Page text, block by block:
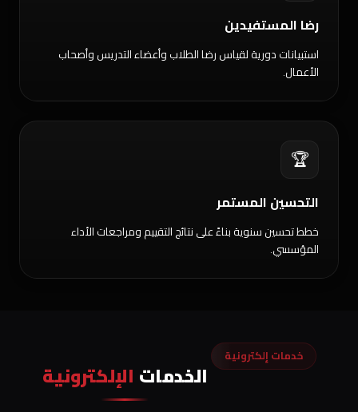
رضا المستفيدين
استبيانات دورية لقياس رضا الطلاب وأعضاء التدريس وأصحاب
الأعمال.
🏆
التحسين المستمر
خطط تحسين سنوية بناءً على نتائج التقييم ومراجعات الأداء
المؤسسي.
خدمات إلكترونية
الخدمات الإلكترونية